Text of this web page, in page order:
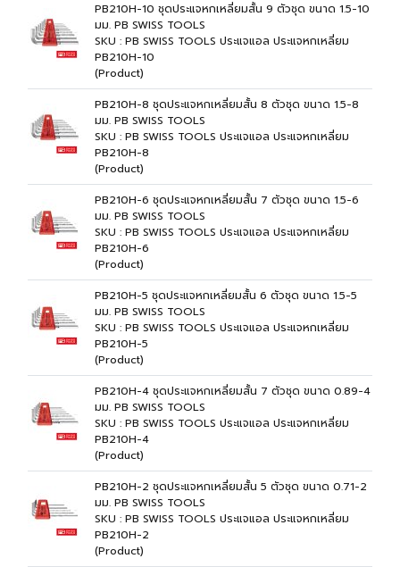
PB210H-10 ชุดประแจหกเหลี่ยมสั้น 9 ตัวชุด ขนาด 1.5-10
มม. PB SWISS TOOLS
SKU : PB SWISS TOOLS ประแจแอล ประแจหกเหลี่ยม
PB210H-10
(Product)
PB210H-8 ชุดประแจหกเหลี่ยมสั้น 8 ตัวชุด ขนาด 1.5-8
มม. PB SWISS TOOLS
SKU : PB SWISS TOOLS ประแจแอล ประแจหกเหลี่ยม
PB210H-8
(Product)
PB210H-6 ชุดประแจหกเหลี่ยมสั้น 7 ตัวชุด ขนาด 1.5-6
มม. PB SWISS TOOLS
SKU : PB SWISS TOOLS ประแจแอล ประแจหกเหลี่ยม
PB210H-6
(Product)
PB210H-5 ชุดประแจหกเหลี่ยมสั้น 6 ตัวชุด ขนาด 1.5-5
มม. PB SWISS TOOLS
SKU : PB SWISS TOOLS ประแจแอล ประแจหกเหลี่ยม
PB210H-5
(Product)
PB210H-4 ชุดประแจหกเหลี่ยมสั้น 7 ตัวชุด ขนาด 0.89-4
มม. PB SWISS TOOLS
SKU : PB SWISS TOOLS ประแจแอล ประแจหกเหลี่ยม
PB210H-4
(Product)
PB210H-2 ชุดประแจหกเหลี่ยมสั้น 5 ตัวชุด ขนาด 0.71-2
มม. PB SWISS TOOLS
SKU : PB SWISS TOOLS ประแจแอล ประแจหกเหลี่ยม
PB210H-2
(Product)